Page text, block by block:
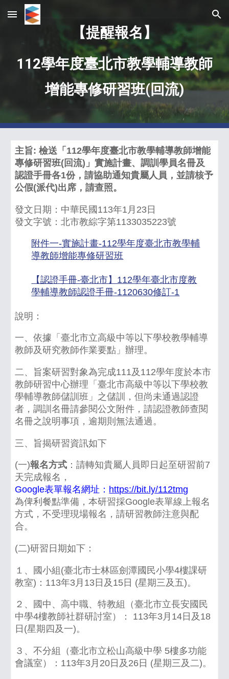
Skip to main content Skip to navigation
【提醒報名】
112學年度臺北市教學輔導教師
增能專修研習班(回流)
主旨: 檢送「112學年度臺北市教學輔導教師增能
專修研習班(回流)」實施計畫、調訓學員名冊及
認證手冊各1份，請協助通知貴屬人員，並請核予
公假(派代)出席，請查照。
發文日期：中華民國113年1月23日
發文字號：北市教綜字第1133035223號
附件一-實施計畫-112學年度臺北市教學輔
導教師增能專修研習班
【認證手冊-臺北市】112學年臺北市度教
學輔導教師認證手冊-1120630修訂-1
說明：
一、依據「臺北市立高級中等以下學校教學輔導
教師及研究教師作業要點」辦理。
二、旨案研習對象為完成111及112學年度於本市
教師研習中心辦理「臺北市高級中等以下學校教
學輔導教師儲訓班」之儲訓，但尚未通過認證
者，調訓名冊請參閱公文附件，請認證教師查閱
名冊之說明事項，逾期則無法通過。
三、旨揭研習資訊如下
(一)報名方式 ：請轉知貴屬人員即日起至研習前7
天完成報名，
Google表單報名網址： https://bit.ly/112tmg
為俾利餐點準備，本研習採Google表單線上報名
方式，不受理現場報名，請研習教師注意與配
合。
(二)研習日期如下：
１、國小組(臺北市士林區劍潭國民小學4樓課研
教室)：113年3月13日及15日 (星期三及五)。
２、國中、高中職、特教組（臺北市立長安國民
中學4樓教師社群研討室）： 113年3月14日及18
日(星期四及一)。
３、不分組（臺北市立松山高級中學 5樓多功能
會議室）：113年3月20日及26日 (星期三及二)。